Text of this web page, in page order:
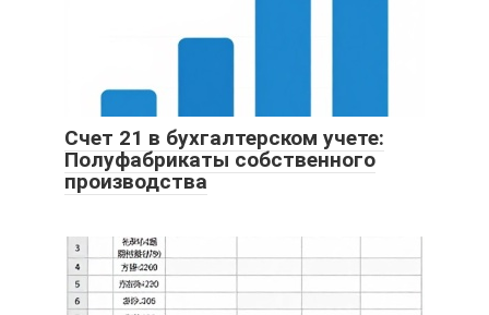
Счет 21 в бухгалтерском учете:
Полуфабрикаты собственного
производства